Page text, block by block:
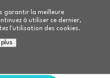
garantir la meilleure
à utiliser ce dernier,
l'utilisation des cookies.
Nos formations
Personnes âgées8